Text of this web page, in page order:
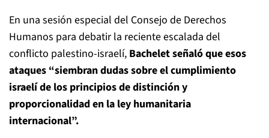
En una sesión especial del Consejo de Derechos
Humanos para debatir la reciente escalada del
conflicto palestino-israelí, Bachelet señaló que esos
ataques “siembran dudas sobre el cumplimiento
israelí de los principios de distinción y
proporcionalidad en la ley humanitaria
internacional”.